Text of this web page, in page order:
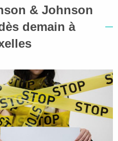
& Johnson
demain à